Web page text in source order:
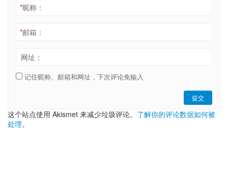
*昵称：
*邮箱：
网址：
记住昵称、邮箱和网址，下次评论免输入
提交
这个站点使用 Akismet 来减少垃圾评论。 了解你的评论数据如何被
处理。